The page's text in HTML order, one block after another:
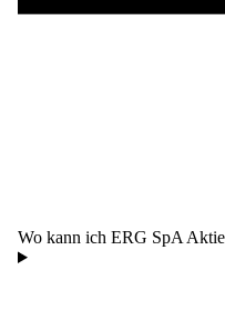
Wo kann ich ERG SpA